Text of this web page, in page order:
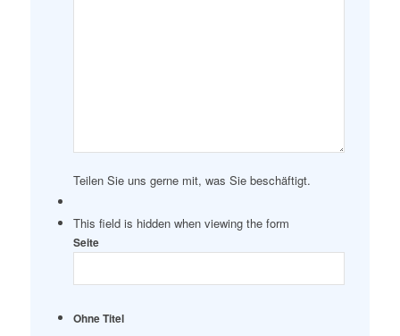
Teilen Sie uns gerne mit, was Sie beschäftigt.
This field is hidden when viewing the form
Seite
Ohne Titel